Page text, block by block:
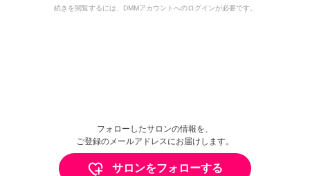
続きを閲覧するには、DMMアカウントへのログインが必要です。
フォローしたサロンの情報を、
ご登録のメールアドレスにお届けします。
サロンをフォローする